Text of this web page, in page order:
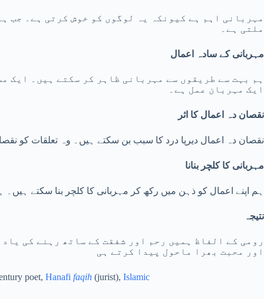
مہربانی اہم ہے کیونکہ یہ لوگوں کو خوش کرتی ہے۔ جب
ملتی ہے۔
مہربانی کے سادہ اعمال
ہم بہت سے طریقوں سے مہربانی ظاہر کر سکتے ہیں۔ ایک
ایک مہربان عمل ہے۔
نقصان دہ اعمال کا اثر
نقصان دہ اعمال دیرپا درد کا سبب بن سکتے ہیں۔ وہ تعلقات کو
مہربانی کا کلچر بنانا
ہم اپنے اعمال کو ذہن میں رکھ کر مہربانی کا کلچر بنا سکتے
نتیجہ
رومی کے الفاظ ہمیں رحم اور شفقت کے ساتھ رہنے کی
اور محبت بھرا ماحول پیدا کرتے ہی
poet, Hanafi faqih (jurist), Islamic